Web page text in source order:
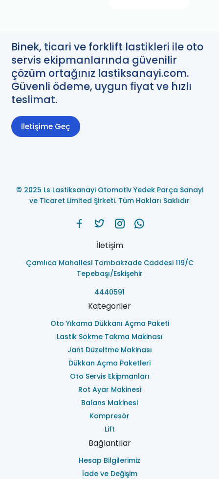
Binek, ticari ve forklift lastikleri ile oto
servis ekipmanlarında güvenilir
çözüm ortağınız lastiksanayi.com.
Güvenli ödeme, uygun fiyat ve hızlı
teslimat.
İletişime Geç
© 2025 Ls Lastiksanayi Otomotiv Yedek Parça Sanayi
ve Ticaret Limited Şirketi. Tüm Hakları Saklıdır
İletişim
Çamlıca Mahallesi Tombakzade Caddesi 119/C
Tepebaşı/Eskişehir
4440591
Kategoriler
Oto Yıkama Dükkanı Açma Paketi
Lastik Sökme Takma Makinası
Jant Düzeltme Makinası
Dükkan Açma Paketleri
Oto Servis Ekipmanları
Rot Ayar Makinesi
Balans Makinesi
Kompresör
Lift
Bağlantılar
Hesap Bilgilerimiz
İade ve Değişim